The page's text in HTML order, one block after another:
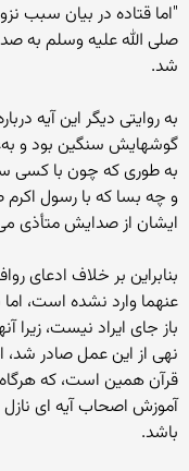
"اما قتاده‌ در بیان‌ سبب‌
صلی الله علیه وسلم به‌
شد.
به‌ روایتی‌ دیگر این‌ آیه‌
گوشهایش‌ سنگین‌ بود و
به‌ طوری‌ که‌ چون‌ با کسی‌
و چه‌ بسا که‌ با رسول‌
ایشان‌ از صدایش ‌متأذی‌
بنابراین بر خلاف ادعای
عنهما وارد نشده است،
باز جای ایراد نیست، زیرا
نهی از این عمل صادر شد،
قرآن همین است، که هرگاه
آموزش اصحاب آیه ای نازل
باشد.